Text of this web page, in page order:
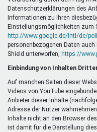
Datenschutzerklärungen des
Informationen zu Ihren
Einstellungsmöglichkeiten zum
http://www.google.de/intl/de/
personenbezogenen Daten
Shield unterworfen,
https://
Einbindung von Inhalten
Auf manchen Seiten dieser
Videos von YouTube
Anbieter dieser Inhalte
Adresse der Nutzer
Inhalte nicht an den Browser
ist damit für die Darstellung